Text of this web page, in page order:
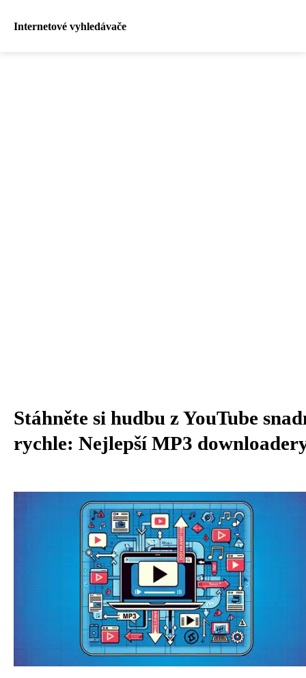
Internetové vyhledávače
Stáhněte si hudbu z YouTube
rychle: Nejlepší MP3